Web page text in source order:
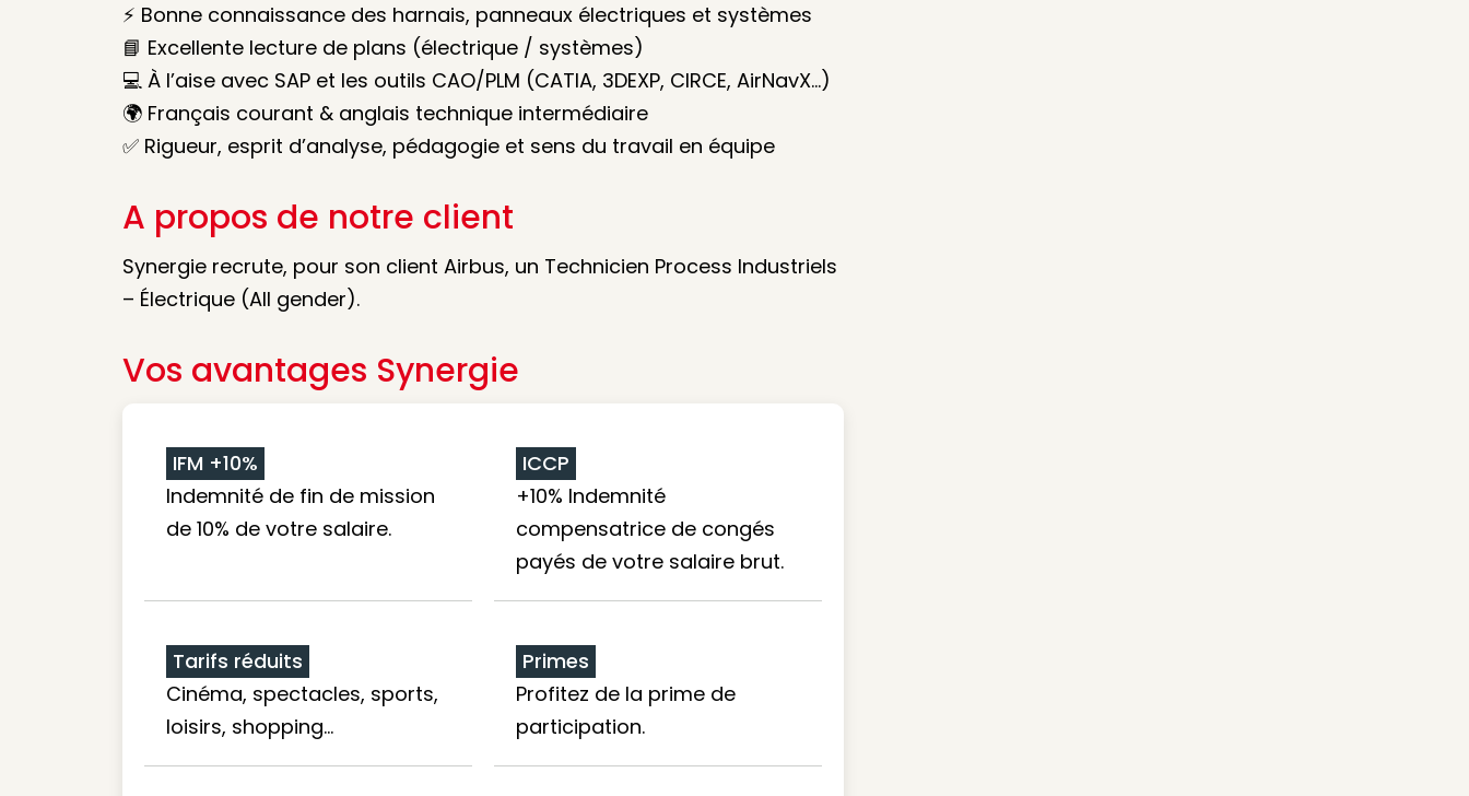
⚡ Bonne connaissance des harnais, panneaux électriques et systèmes
📘 Excellente lecture de plans (électrique / systèmes)
💻 À l’aise avec SAP et les outils CAO/PLM (CATIA, 3DEXP, CIRCE, AirNavX…)
🌍 Français courant & anglais technique intermédiaire
✅ Rigueur, esprit d’analyse, pédagogie et sens du travail en équipe
A propos de notre client
Synergie recrute, pour son client Airbus, un Technicien Process Industriels
– Électrique (All gender).
Vos avantages Synergie
IFM +10%
Indemnité de fin de mission
de 10% de votre salaire.
ICCP
+10% Indemnité
compensatrice de congés
payés de votre salaire brut.
Tarifs réduits
Cinéma, spectacles, sports,
loisirs, shopping...
Primes
Profitez de la prime de
participation.